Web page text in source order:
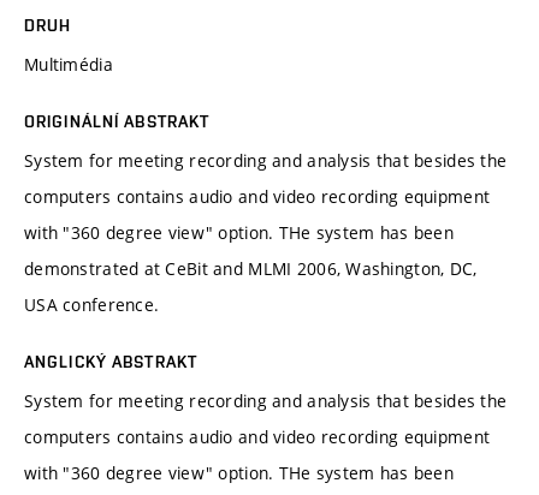
DRUH
Multimédia
ORIGINÁLNÍ ABSTRAKT
System for meeting recording and analysis that besides the
computers contains audio and video recording equipment
with "360 degree view" option. THe system has been
demonstrated at CeBit and MLMI 2006, Washington, DC,
USA conference.
ANGLICKÝ ABSTRAKT
System for meeting recording and analysis that besides the
computers contains audio and video recording equipment
with "360 degree view" option. THe system has been